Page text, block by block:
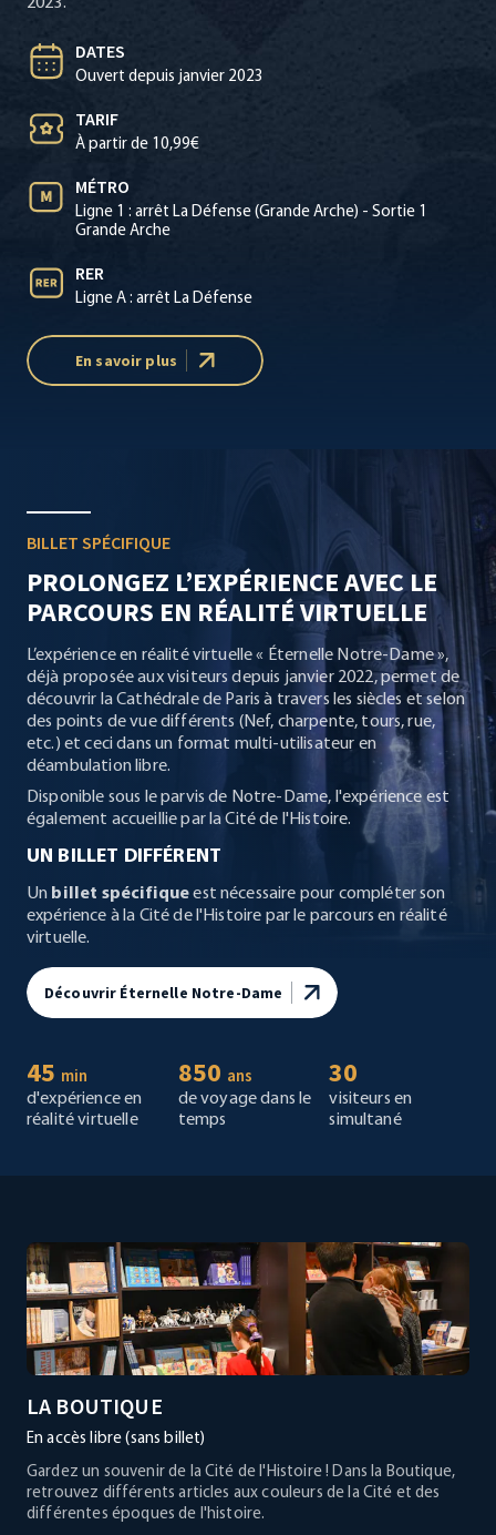
2023.
DATES
Ouvert depuis janvier 2023
TARIF
À partir de 10,99€
MÉTRO
Ligne 1 : arrêt La Défense (Grande Arche) - Sortie 1
Grande Arche
RER
Ligne A : arrêt La Défense
En savoir plus
BILLET SPÉCIFIQUE
PROLONGEZ L’EXPÉRIENCE AVEC LE
PARCOURS EN RÉALITÉ VIRTUELLE
L’expérience en réalité virtuelle « Éternelle Notre-Dame »,
déjà proposée aux visiteurs depuis janvier 2022, permet de
découvrir la Cathédrale de Paris à travers les siècles et selon
des points de vue différents (Nef, charpente, tours, rue,
etc.) et ceci dans un format multi-utilisateur en
déambulation libre.
Disponible sous le parvis de Notre-Dame, l'expérience est
également accueillie par la Cité de l'Histoire.
UN BILLET DIFFÉRENT
Un billet spécifiqueest nécessaire pour compléter son
expérience à la Cité de l'Histoire par le parcours en réalité
virtuelle.
Découvrir Éternelle Notre-Dame
45 min
d'expérience en
réalité virtuelle
850 ans
de voyage dans le
temps
30
visiteurs en
simultané
LA BOUTIQUE
En accès libre (sans billet)
Gardez un souvenir de la Cité de l'Histoire ! Dans la Boutique,
retrouvez différents articles aux couleurs de la Cité et des
différentes époques de l'histoire.